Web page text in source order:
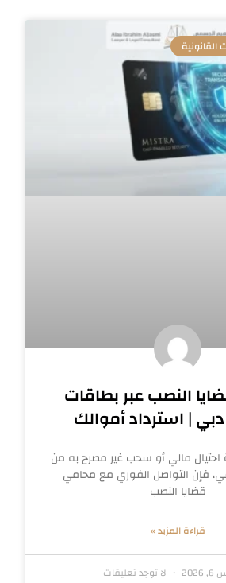
القانونية
النصب عبر بطاقات
دبي | استرداد أموالك
احتيال مالي أو سحب غير مصرح به من
فإن التواصل الفوري مع محامي
قضايا النصب
قراءة المزيد »
لا توجد تعليقات